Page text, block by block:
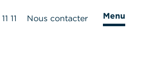
11 Nous contacter Menu